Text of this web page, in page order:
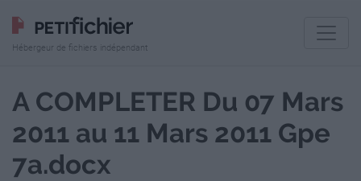
Hébergeur de fichiers indépendant
A COMPLETER Du 07 Mars
2011 au 11 Mars 2011 Gpe
7a.docx